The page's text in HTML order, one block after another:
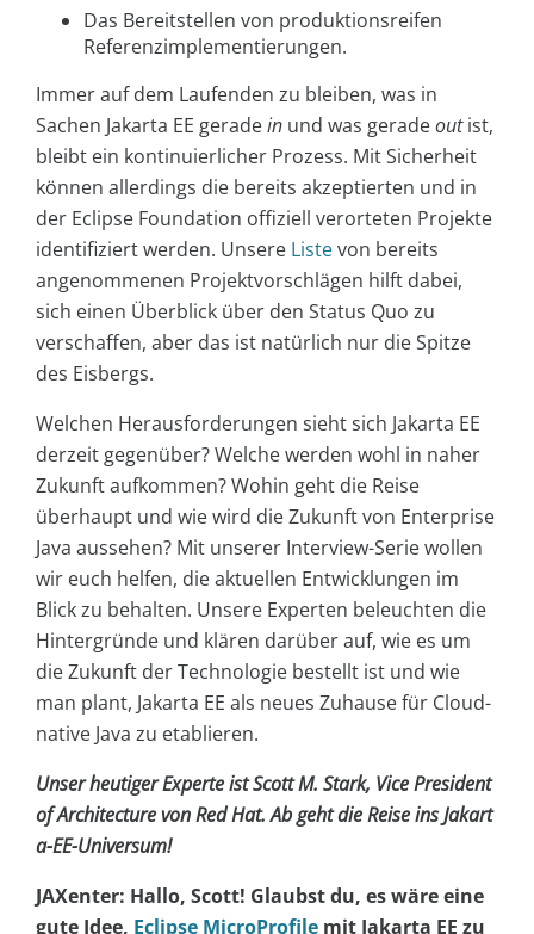
Das Bereitstellen von produktionsreifen
Referenzimplementierungen.
Immer auf dem Laufenden zu bleiben, was in
Sachen Jakarta EE geradein und was geradeoutist,
bleibt ein kontinuierlicher Prozess. Mit Sicherheit
können allerdings die bereits akzeptierten und in
der Eclipse Foundation offiziell verorteten Projekte
identifiziert werden. Unsere Listevon bereits
angenommenen Projektvorschlägen hilft dabei,
sich einen Überblick über den Status Quo zu
verschaffen, aber das ist natürlich nur die Spitze
des Eisbergs.
Welchen Herausforderungen sieht sich Jakarta EE
derzeit gegenüber? Welche werden wohl in naher
Zukunft aufkommen? Wohin geht die Reise
überhaupt und wie wird die Zukunft von Enterprise
Java aussehen? Mit unserer Interview-Serie wollen
wir euch helfen, die aktuellen Entwicklungen im
Blick zu behalten. Unsere Experten beleuchten die
Hintergründe und klären darüber auf, wie es um
die Zukunft der Technologie bestellt ist und wie
man plant, Jakarta EE als neues Zuhause für Cloud-
native Java zu etablieren.
Unser heutiger Experte ist Scott M. Stark, Vice President
of Architecture von Red Hat. Ab geht die Reise ins Jakart
a-EE-Universum!
JAXenter: Hallo, Scott! Glaubst du, es wäre eine
gute Idee, Eclipse MicroProfile mit Jakarta EE zu